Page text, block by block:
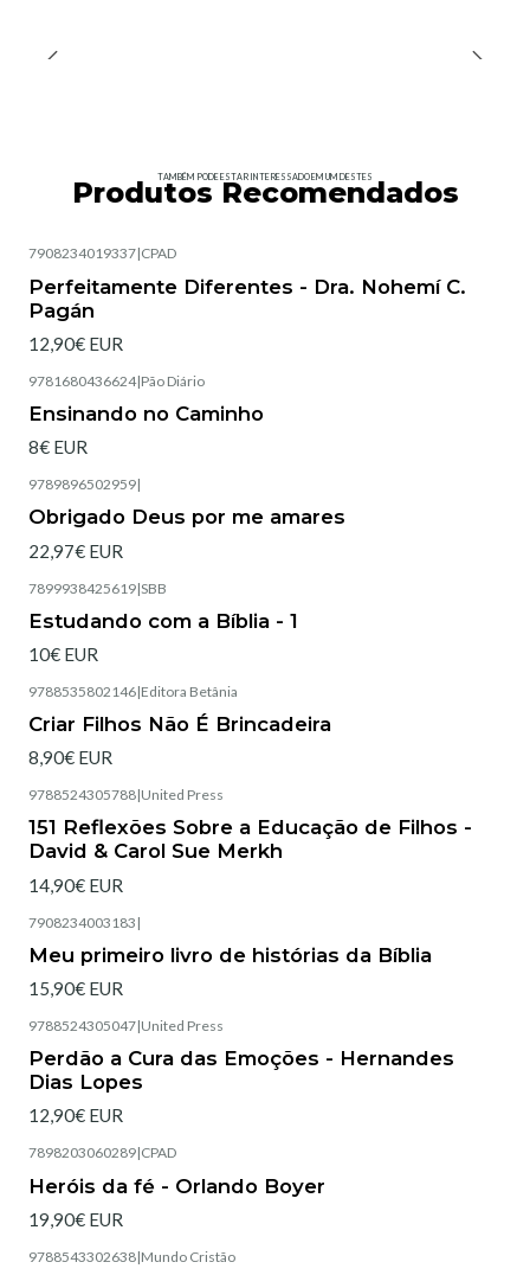
TAMBÉM PODE ESTAR INTERESSADO EM UM DESTES
Produtos Recomendados
7908234019337|CPAD
Perfeitamente Diferentes - Dra. Nohemí C.
Pagán
12,90€ EUR
9781680436624|Pão Diário
Ensinando no Caminho
8€ EUR
9789896502959|
Obrigado Deus por me amares
22,97€ EUR
7899938425619|SBB
Estudando com a Bíblia - 1
10€ EUR
9788535802146|Editora Betânia
Criar Filhos Não É Brincadeira
8,90€ EUR
9788524305788|United Press
151 Reflexões Sobre a Educação de Filhos -
David & Carol Sue Merkh
14,90€ EUR
7908234003183 |
Meu primeiro livro de histórias da Bíblia
15,90€ EUR
9788524305047|United Press
Perdão a Cura das Emoções - Hernandes
Dias Lopes
12,90€ EUR
7898203060289|CPAD
Heróis da fé - Orlando Boyer
19,90€ EUR
9788543302638|Mundo Cristão